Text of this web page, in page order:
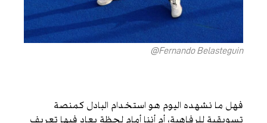
Fernando Belasteguin@
فهل ما نشهده اليوم هو استخدام البادل كمنصة
تسويقية للرفاهية، أم أننا أمام لحظة يعاد فيها تعريف